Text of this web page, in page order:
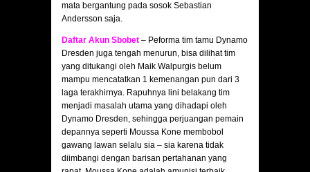
mata bergantung pada sosok Sebastian
Andersson saja.
Daftar Akun Sbobet – Peforma tim tamu Dynamo
Dresden juga tengah menurun, bisa dilihat tim
yang ditukangi oleh Maik Walpurgis belum
mampu mencatatkan 1 kemenangan pun dari 3
laga terakhirnya. Rapuhnya lini belakang tim
menjadi masalah utama yang dihadapi oleh
Dynamo Dresden, sehingga perjuangan pemain
depannya seperti Moussa Kone membobol
gawang lawan selalu sia – sia karena tidak
diimbangi dengan barisan pertahanan yang